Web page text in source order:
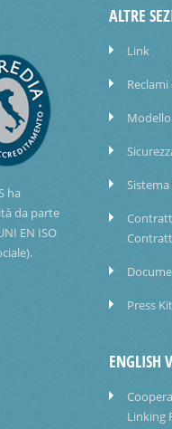
ha
da parte
EN ISO
ALTRE
Link
Press Kit
ENGLISH
Linking